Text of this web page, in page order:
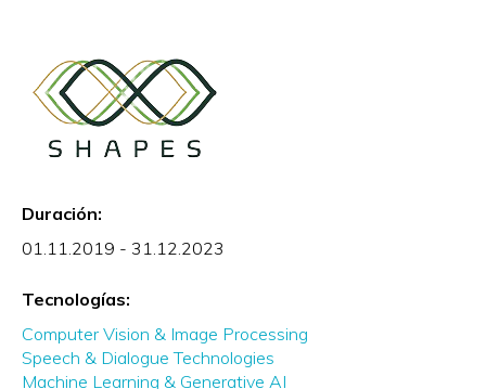
Duración:
01.11.2019 - 31.12.2023
Tecnologías:
Computer Vision & Image Processing
Speech & Dialogue Technologies
Machine Learning & Generative AI